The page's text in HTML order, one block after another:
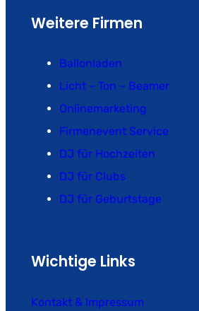
Weitere Firmen
Ballonladen
Licht – Ton – Beamer
Onlinemarketing
Firmenevent Service
DJ für Hochzeiten
DJ für Clubs
DJ für Geburtstage
Wichtige Links
Kontakt & Impressum